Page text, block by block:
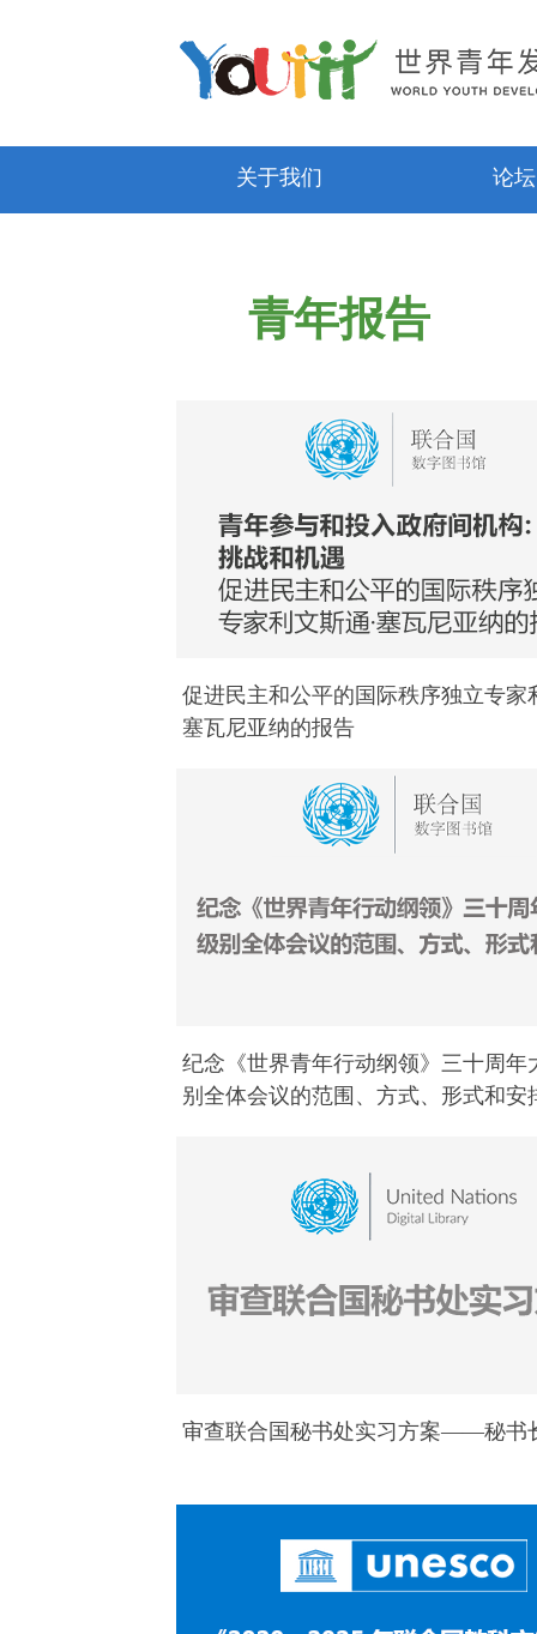
关于我们 论坛
青年报告
促进民主和公平的国际秩序独立专家
塞瓦尼亚纳的报告
纪念《世界青年行动纲领》三十周年
别全体会议的范围、方式、形式和安
审查联合国秘书处实习方案——秘书